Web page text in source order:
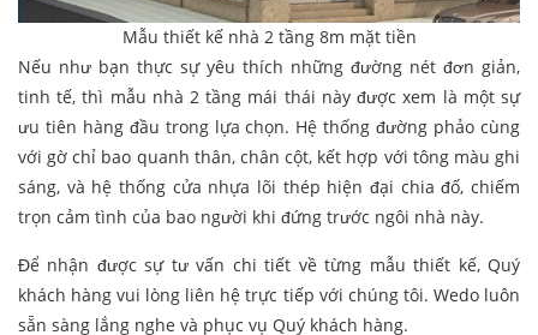
Mẫu thiết kế nhà 2 tầng 8m mặt tiền
Nếu như bạn thực sự yêu thích những đường nét đơn giản,
tinh tế, thì mẫu nhà 2 tầng mái thái này được xem là một sự
ưu tiên hàng đầu trong lựa chọn. Hệ thống đường phảo cùng
với gờ chỉ bao quanh thân, chân cột, kết hợp với tông màu ghi
sáng, và hệ thống cửa nhựa lõi thép hiện đại chia đố, chiếm
trọn cảm tình của bao người khi đứng trước ngôi nhà này.
Để nhận được sự tư vấn chi tiết về từng mẫu thiết kế, Quý
khách hàng vui lòng liên hệ trực tiếp với chúng tôi. Wedo luôn
sẵn sàng lắng nghe và phục vụ Quý khách hàng.